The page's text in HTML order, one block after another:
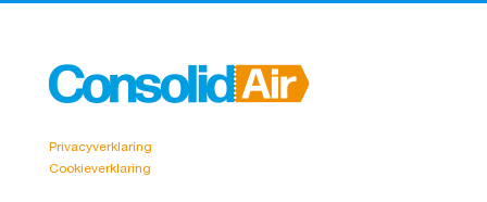
Privacyverklaring
Cookieverklaring